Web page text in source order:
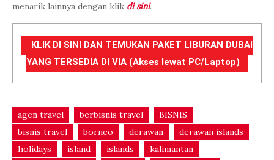
menarik lainnya dengan klik di sini.
KLIK DI SINI DAN TEMUKAN PAKET LIBURAN DUBAI
YANG TERSEDIA DI VIA (Akses lewat PC/Laptop)
agen travel berbisnis travel
BISNIS
bisnis travel
borneo derawan
derawan islands
holidays
island islands
kalimantan